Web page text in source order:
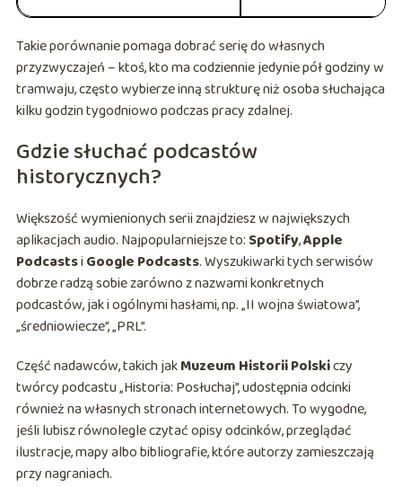
Takie porównanie pomaga dobrać serię do własnych
przyzwyczajeń – ktoś, kto ma codziennie jedynie pół godziny w
tramwaju, często wybierze inną strukturę niż osoba słuchająca
kilku godzin tygodniowo podczas pracy zdalnej.
Gdzie słuchać podcastów
historycznych?
Większość wymienionych serii znajdziesz w największych
aplikacjach audio. Najpopularniejsze to: Spotify,Apple
Podcastsi Google Podcasts. Wyszukiwarki tych serwisów
dobrze radzą sobie zarówno z nazwami konkretnych
podcastów, jak i ogólnymi hasłami, np. „II wojna światowa”,
„średniowiecze”, „PRL”.
Część nadawców, takich jakMuzeum Historii Polskiczy
twórcy podcastu „Historia: Posłuchaj”, udostępnia odcinki
również na własnych stronach internetowych. To wygodne,
jeśli lubisz równolegle czytać opisy odcinków, przeglądać
ilustracje, mapy albo bibliografie, które autorzy zamieszczają
przy nagraniach.